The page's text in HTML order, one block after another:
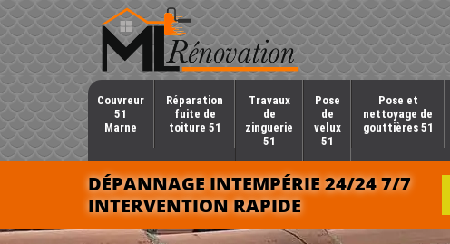
Couvreur
51
Marne
Réparation
fuite de
toiture 51
Travaux
de
zinguerie
51
Pose
de
velux
51
Pose et
nettoyage de
gouttières 51
DÉPANNAGE INTEMPÉRIE 24/24 7/7
INTERVENTION RAPIDE